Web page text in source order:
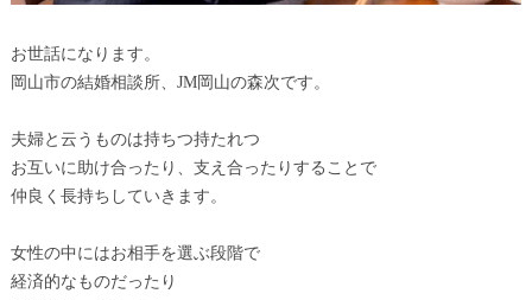
お世話になります。
岡山市の結婚相談所、JM岡山の森次です。
夫婦と云うものは持ちつ持たれつ
お互いに助け合ったり、支え合ったりすることで
仲良く長持ちしていきます。
女性の中にはお相手を選ぶ段階で
経済的なものだったり